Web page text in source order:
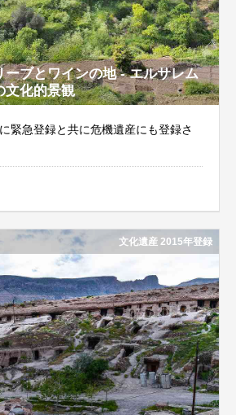
ーブとワインの地 - エルサレム
文化的景観
緊急登録と共に危機遺産にも登録さ
文化遺産 2015年登録